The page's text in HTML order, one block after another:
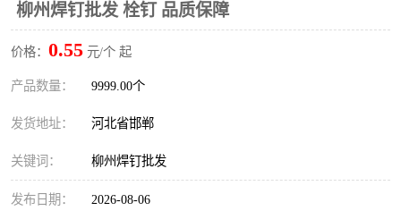
柳州焊钉批发 栓钉 品质保障
价格： 0.55 元/个 起
产品数量： 9999.00个
发货地址： 河北省邯郸
关键词： 柳州焊钉批发
发布日期： 2026-08-06